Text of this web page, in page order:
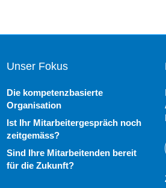
Unser Fokus
Die kompetenzbasierte
Organisation
Ist Ihr Mitarbeitergespräch noch
zeitgemäss?
Sind Ihre Mitarbeitenden bereit
für die Zukunft?